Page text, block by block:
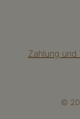
Zahlung und
©